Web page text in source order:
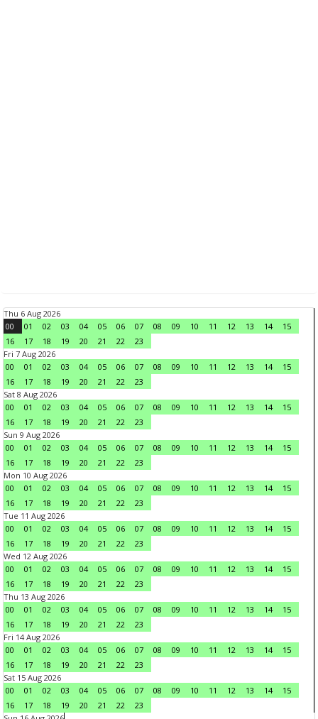
Thu 6 Aug 2026
00
01 02 03 04 05 06 07 08 09 10 11 12 13 14
15
16
17 18 19 20 21 22
23
Fri 7 Aug 2026
00
01 02 03 04 05 06 07 08 09 10 11 12 13 14
15
16
17 18 19 20 21 22
23
Sat 8 Aug 2026
00
01 02 03 04 05 06 07 08 09 10 11 12 13 14
15
16
17 18 19 20 21 22
23
Sun 9 Aug 2026
00
01 02 03 04 05 06 07 08 09 10 11 12 13 14
15
16
17 18 19 20 21 22
23
Mon 10 Aug 2026
00
01 02 03 04 05 06 07 08 09 10 11 12 13 14
15
16
17 18 19 20 21 22
23
Tue 11 Aug 2026
00
01 02 03 04 05 06 07 08 09 10 11 12 13 14
15
16
17 18 19 20 21 22
23
Wed 12 Aug 2026
00
01 02 03 04 05 06 07 08 09 10 11 12 13 14
15
16
17 18 19 20 21 22
23
Thu 13 Aug 2026
00
01 02 03 04 05 06 07 08 09 10 11 12 13 14
15
16
17 18 19 20 21 22
23
Fri 14 Aug 2026
00
01 02 03 04 05 06 07 08 09 10 11 12 13 14
15
16
17 18 19 20 21 22
23
Sat 15 Aug 2026
00
01 02 03 04 05 06 07 08 09 10 11 12 13 14
15
16
17 18 19 20 21 22
23